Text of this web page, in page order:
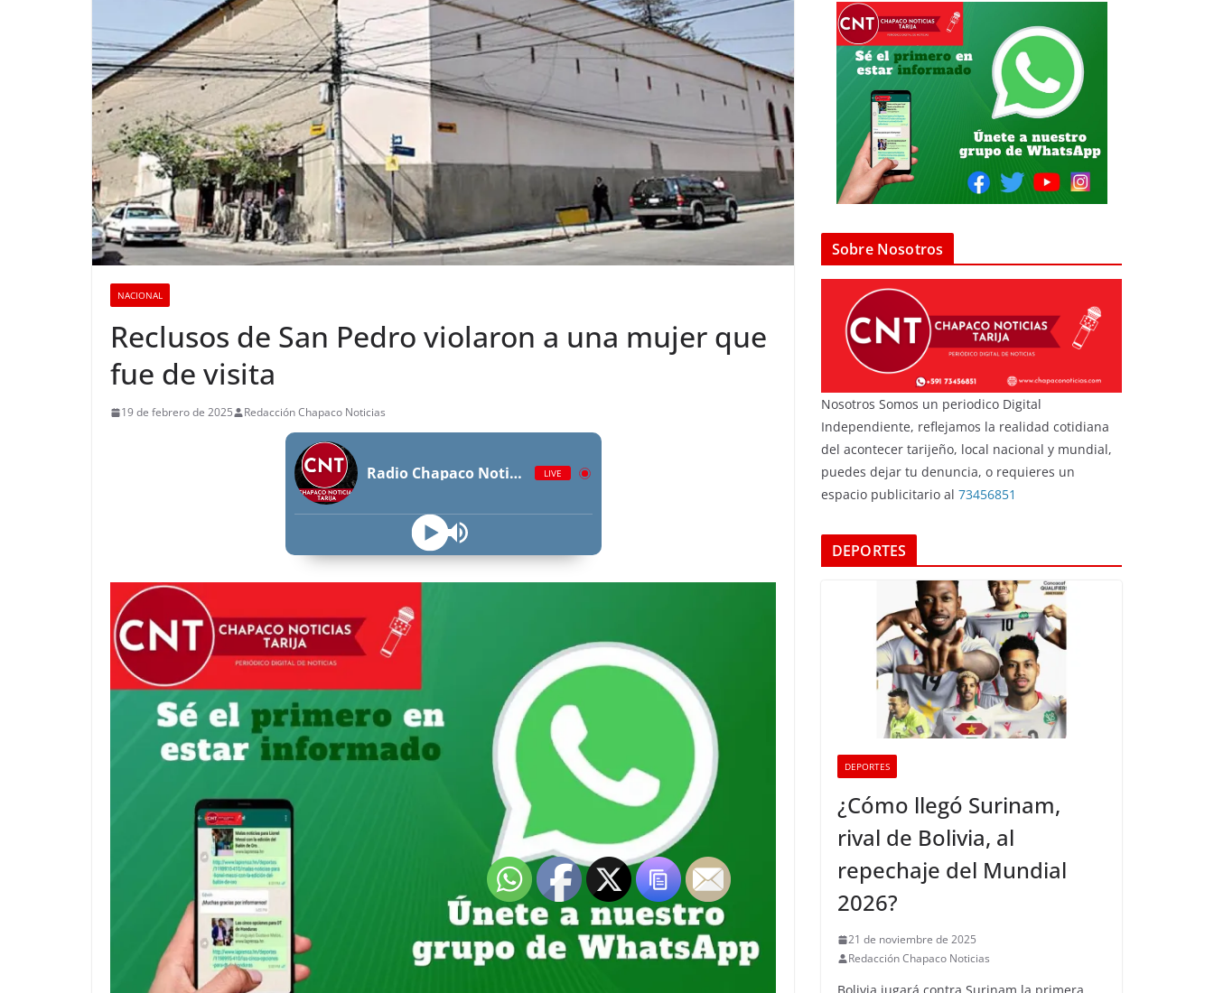
NACIONAL
Reclusos de San Pedro violaron a una mujer que
fue de visita
19 de febrero de 2025 Redacción Chapaco Noticias
Radio Chapaco Noticias Las 24 horas en vivo LIVE
Sobre Nosotros
Nosotros Somos un periodico Digital
Independiente, reflejamos la realidad cotidiana
del acontecer tarijeño, local nacional y mundial,
puedes dejar tu denuncia, o requieres un
espacio publicitario al 73456851
DEPORTES
DEPORTES
¿Cómo llegó Surinam,
rival de Bolivia, al
repechaje del Mundial
2026?
21 de noviembre de 2025
Redacción Chapaco Noticias